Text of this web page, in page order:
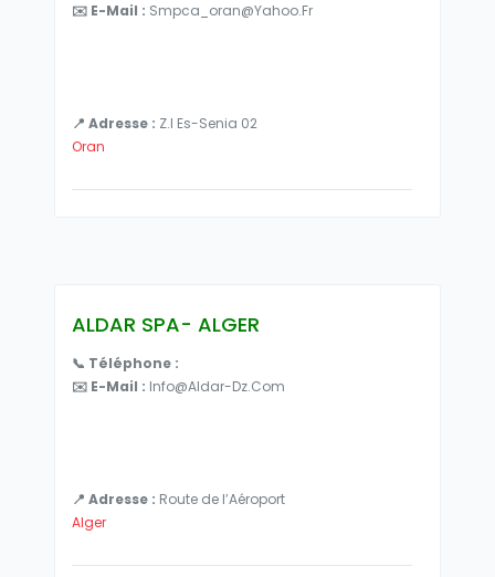
✉️ E-Mail : Smpca_oran@yahoo.fr
📍 Adresse : Z.I Es-Senia 02
Oran
ALDAR SPA- ALGER
📞 Téléphone :
✉️ E-Mail : Info@aldar-Dz.com
📍 Adresse : Route de l’Aéroport
Alger